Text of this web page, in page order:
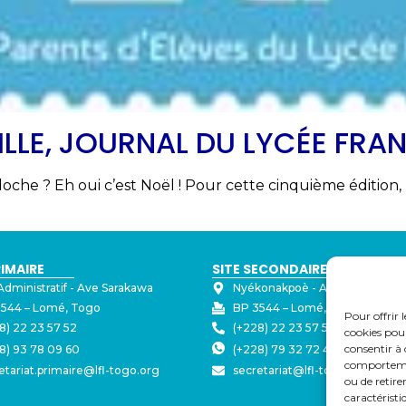
Pour offrir
cookies
consentir à
ou de
JOURNAL DU LYCÉE
? Eh oui c’est Noël ! Pour cette cinquième
- ⁠Ave Sarakawa
– Lomé, Togo
22 23 57 52
93 78 09 60
togo.org
SITE SECONDAIRE
Nyékonakpoè - ⁠Ave Joseph
BP 3544 – Lomé, Togo
(+228) 22 23 57 50
(+228) 79 32 72 43
secretariat@lfl-togo.org